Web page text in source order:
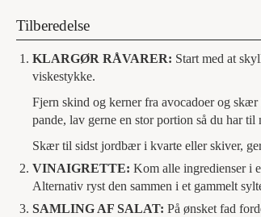
Tilberedelse
KLARGØR RÅVARER: Start med at
viskestykke.
Fjern skind og kerner fra avocadoer og
pande, lav gerne en stor portion så du har til
Skær til sidst jordbær i kvarte eller skiver,
VINAIGRETTE: Kom alle ingredienser i
Alternativ ryst den sammen i et gammelt
SAMLING AF SALAT: På ønsket fad